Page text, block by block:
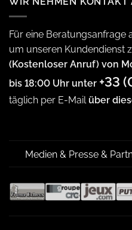
Für eine Beratungsanfrage
um unseren Kundendienst
(Kostenloser Anruf) von
bis 18:00 Uhr unter +33
täglich per E-Mail über
Medien & Presse &